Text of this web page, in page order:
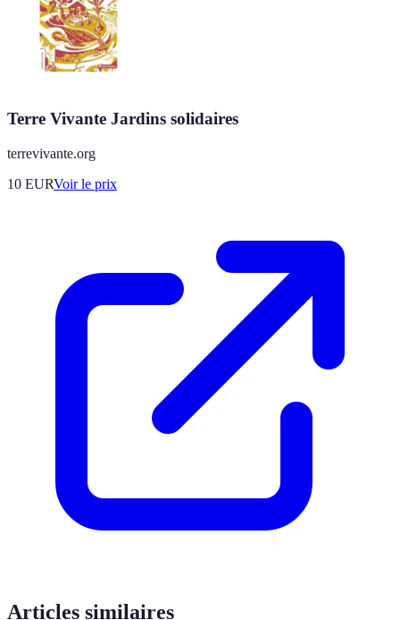
Terre Vivante Jardins solidaires
terrevivante.org
10 EURVoir le prix
Articles similaires